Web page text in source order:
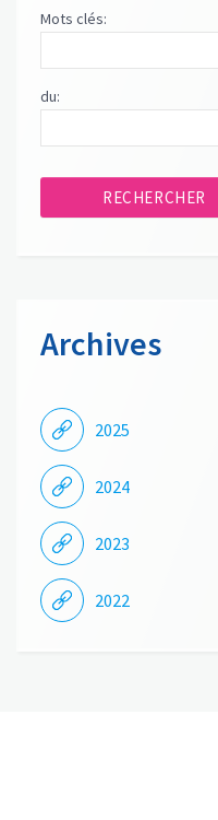
Mots clés:
du:
Archives
2025
2024
2023
2022